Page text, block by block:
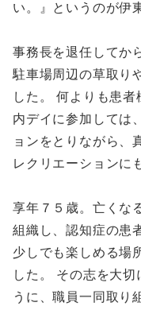
い。』というのが伊
事務長を退任してか
駐車場周辺の草取り
した。 何よりも患
内デイに参加しては
ョンをとりながら、
レクリエーションに
享年７５歳。亡くな
組織し、認知症の患
少しでも楽しめる場
した。 その志を大
うに、職員一同取り